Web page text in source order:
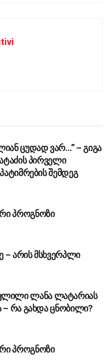
ცუ­დად ვარ…” – გიგა
პირველი
შემდეგ
პროგნოზი
– არის მსხვერპლი
ლანა ლატარიას
– რა გახდა ცნობილი?
პროგნოზი